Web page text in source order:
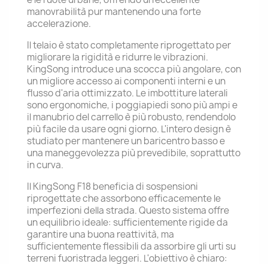
manovrabilità pur mantenendo una forte
accelerazione.
Il telaio è stato completamente riprogettato per
migliorare la rigidità e ridurre le vibrazioni.
KingSong introduce una scocca più angolare, con
un migliore accesso ai componenti interni e un
flusso d'aria ottimizzato. Le imbottiture laterali
sono ergonomiche, i poggiapiedi sono più ampi e
il manubrio del carrello è più robusto, rendendolo
più facile da usare ogni giorno. L'intero design è
studiato per mantenere un baricentro basso e
una maneggevolezza più prevedibile, soprattutto
in curva.
Il KingSong F18 beneficia di sospensioni
riprogettate che assorbono efficacemente le
imperfezioni della strada. Questo sistema offre
un equilibrio ideale: sufficientemente rigide da
garantire una buona reattività, ma
sufficientemente flessibili da assorbire gli urti su
terreni fuoristrada leggeri. L'obiettivo è chiaro: